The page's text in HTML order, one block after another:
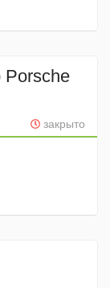
закрыто